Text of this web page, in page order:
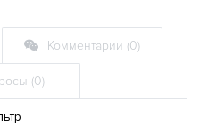
Комментарии (0)
(0)